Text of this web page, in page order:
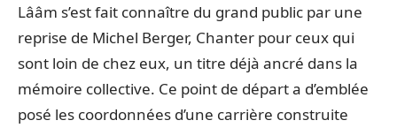
Lââm s’est fait connaître du grand public par une
reprise de Michel Berger, Chanter pour ceux qui
sont loin de chez eux, un titre déjà ancré dans la
mémoire collective. Ce point de départ a d’emblée
posé les coordonnées d’une carrière construite